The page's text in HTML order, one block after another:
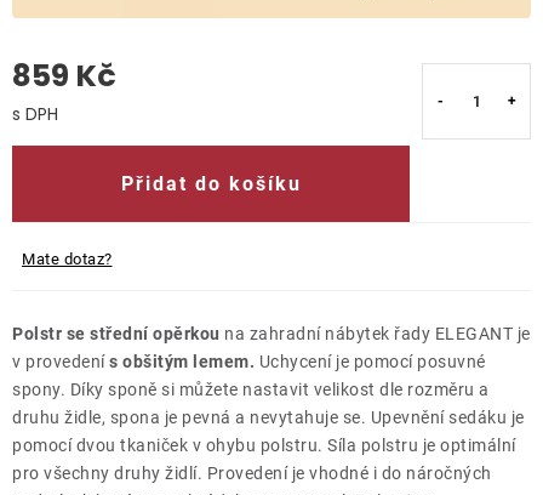
859 Kč
Přidat do košíku
Mate dotaz?
Polstr se střední opěrkou na zahradní nábytek řady ELEGANT je
v provedenís obšitým lemem. Uchycení je pomocí posuvné
spony. Díky sponě si můžete nastavit velikost dle rozměru a
druhu židle, spona je pevná a nevytahuje se. Upevnění sedáku je
pomocí dvou tkaniček v ohybu polstru. Síla polstru je optimální
pro všechny druhy židlí. Provedení je vhodné i do náročných